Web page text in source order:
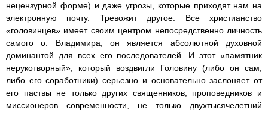
нецензурной форме) и даже угрозы, которые приходят нам на
электронную почту. Тревожит другое. Все христианство
«головинцев» имеет своим центром непосредственно личность
самого о. Владимира, он является абсолютной духовной
доминантой для всех его последователей. И этот «памятник
нерукотворный», который воздвигли Головину (либо он сам,
либо его соработники) серьезно и основательно заслоняет от
его паствы не только других священников, проповедников и
миссионеров современности, не только двухтысячелетний